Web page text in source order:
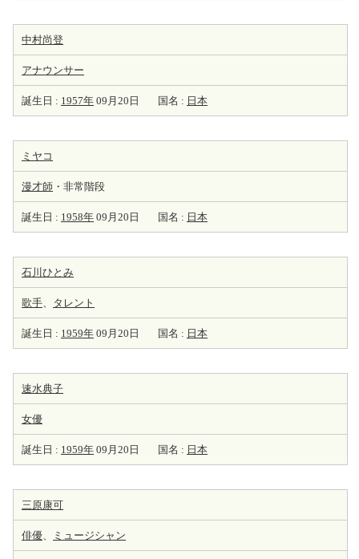
中村尚登
アナウンサー
誕生日 : 1957年 09月20日 国名 : 日本
ミヤコ
漫才師 ・非常階段
誕生日 : 1958年 09月20日 国名 : 日本
石川ひとみ
歌手、 タレント
誕生日 : 1959年 09月20日 国名 : 日本
速水典子
女優
誕生日 : 1959年 09月20日 国名 : 日本
三原康可
俳優、 ミュージシャン